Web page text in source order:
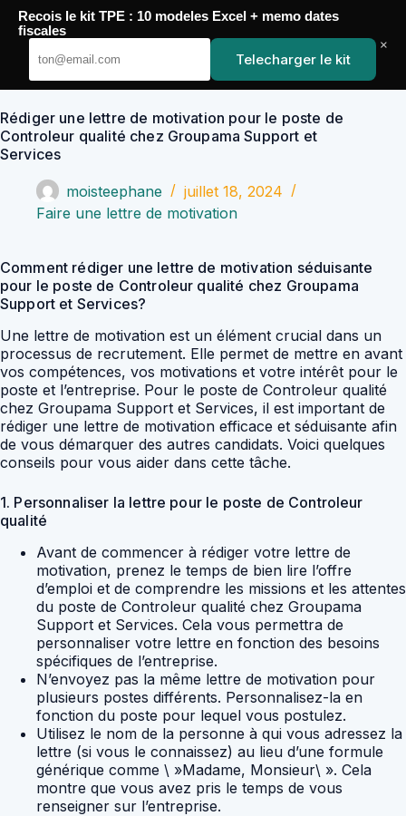
Passer
contenu
YoupiJobs
Rédiger une lettre de motivation pour le poste de
Controleur qualité chez Groupama Support et
Services
moisteephane
juillet 18, 2024
Faire une lettre de motivation
Comment rédiger une lettre de motivation séduisante
pour le poste de Controleur qualité chez Groupama
Support et Services?
Une lettre de motivation est un élément crucial dans un
processus de recrutement. Elle permet de mettre en avant
vos compétences, vos motivations et votre intérêt pour le
poste et l’entreprise. Pour le poste de Controleur qualité
chez Groupama Support et Services, il est important de
rédiger une lettre de motivation efficace et séduisante afin
de vous démarquer des autres candidats. Voici quelques
conseils pour vous aider dans cette tâche.
1. Personnaliser la lettre pour le poste de Controleur
qualité
Avant de commencer à rédiger votre lettre de
motivation, prenez le temps de bien lire l’offre
d’emploi et de comprendre les missions et les attentes
du poste de Controleur qualité chez Groupama
Support et Services. Cela vous permettra de
personnaliser votre lettre en fonction des besoins
spécifiques de l’entreprise.
N’envoyez pas la même lettre de motivation pour
plusieurs postes différents. Personnalisez-la en
fonction du poste pour lequel vous postulez.
Utilisez le nom de la personne à qui vous adressez la
lettre (si vous le connaissez) au lieu d’une formule
générique comme \ »Madame, Monsieur\ ». Cela
montre que vous avez pris le temps de vous
renseigner sur l’entreprise.
Recois le kit TPE : 10 modeles Excel + memo dates
fiscales
Telecharger le kit
×